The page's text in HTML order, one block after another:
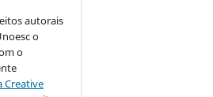
autorais
o
o
Creative